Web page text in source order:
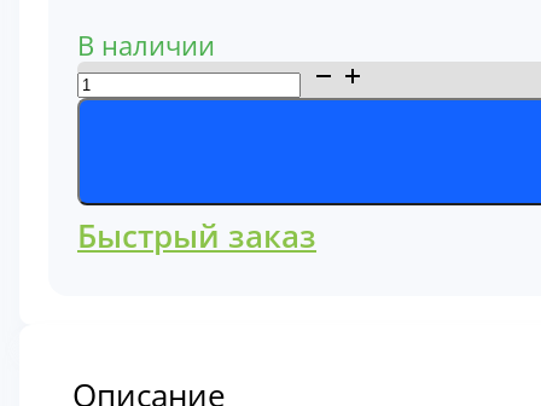
В наличии
Количество
товара
гидравлический
Komatsu
07063-
Быстрый заказ
Описание